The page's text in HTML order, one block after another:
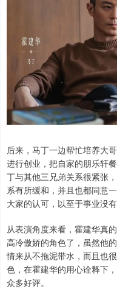
后来，马丁一边帮忙培养大
进行创业，把自家的朋乐轩
丁与其他三兄弟关系很紧张
系有所缓和，并且也都同意
大家的认可，以至于事业没有
从表演角度来看，霍建华真
高冷傲娇的角色了，虽然他
情来从不拖泥带水，而且也
色，在霍建华的用心诠释下
众多好评。